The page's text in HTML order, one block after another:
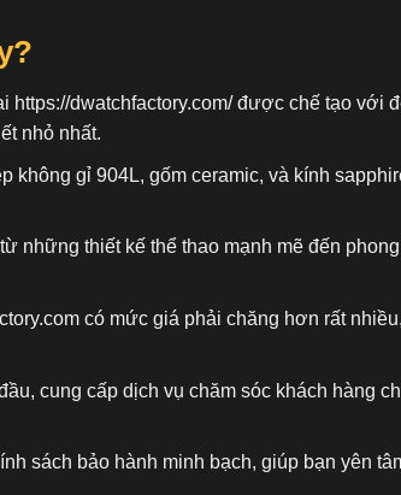
https://dwatchfactory.com/được chế tạo với
nhỏ nhất.
không gỉ 904L, gốm ceramic, và kính
những thiết kế thể thao mạnh mẽ đến
có mức giá phải chăng hơn rất
cung cấp dịch vụ chăm sóc khách hàng
sách bảo hành minh bạch, giúp bạn yên